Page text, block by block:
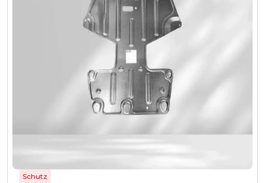
Schutz